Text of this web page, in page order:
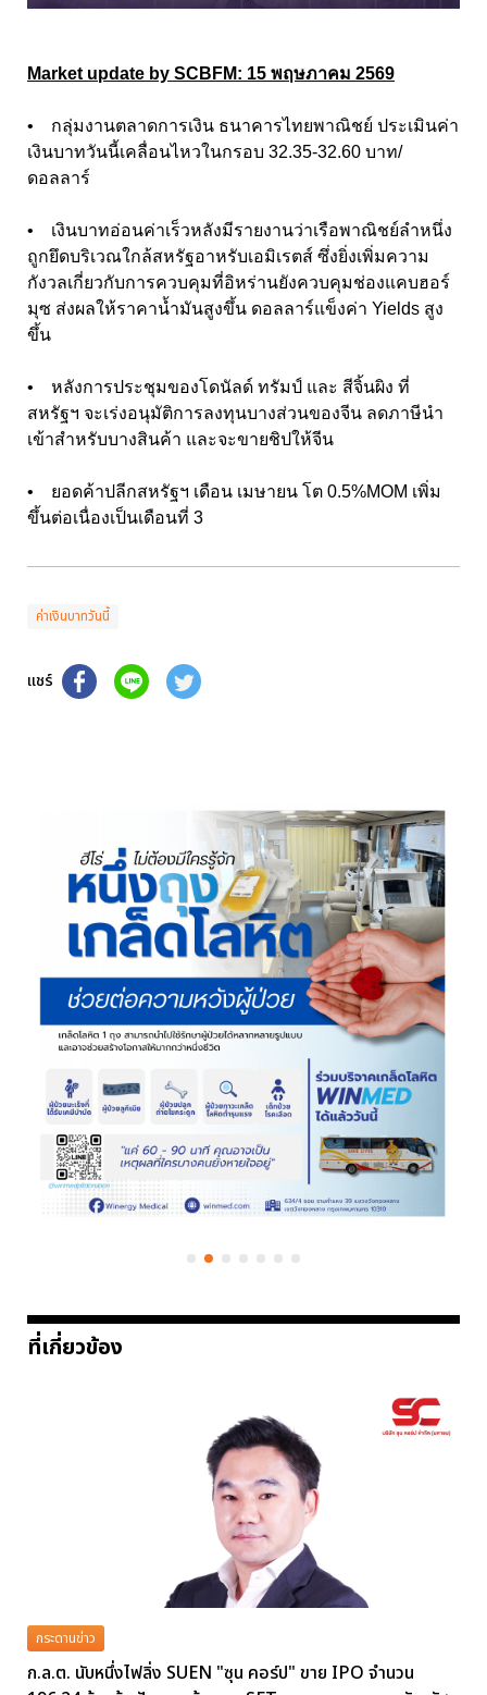
Market update by SCBFM: 15 พฤษภาคม 2569
• กลุ่มงานตลาดการเงิน ธนาคารไทยพาณิชย์ ประเมินค่า
เงินบาทวันนี้เคลื่อนไหวในกรอบ 32.35-32.60 บาท/
ดอลลาร์
• เงินบาทอ่อนค่าเร็วหลังมีรายงานว่าเรือพาณิชย์ลำหนึ่ง
ถูกยึดบริเวณใกล้สหรัฐอาหรับเอมิเรตส์ ซึ่งยิ่งเพิ่มความ
กังวลเกี่ยวกับการควบคุมที่อิหร่านยังควบคุมช่องแคบฮอร์
มุซ ส่งผลให้ราคาน้ำมันสูงขึ้น ดอลลาร์แข็งค่า Yields สูง
ขึ้น
• หลังการประชุมของโดนัลด์ ทรัมป์ และ สีจิ้นผิง ที่
สหรัฐฯ จะเร่งอนุมัติการลงทุนบางส่วนของจีน ลดภาษีนำ
เข้าสำหรับบางสินค้า และจะขายชิปให้จีน
• ยอดค้าปลีกสหรัฐฯ เดือน เมษายน โต 0.5%MOM เพิ่ม
ขึ้นต่อเนื่องเป็นเดือนที่ 3
ค่าเงินบาทวันนี้
แชร์
ที่เกี่ยวข้อง
กระดานข่าว
ก.ล.ต. นับหนึ่งไฟลิ่ง SUEN "ซุน คอร์ป" ขาย IPO จำนวน